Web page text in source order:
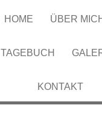
HOME ÜBER
TAGEBUCH
KONTAKT